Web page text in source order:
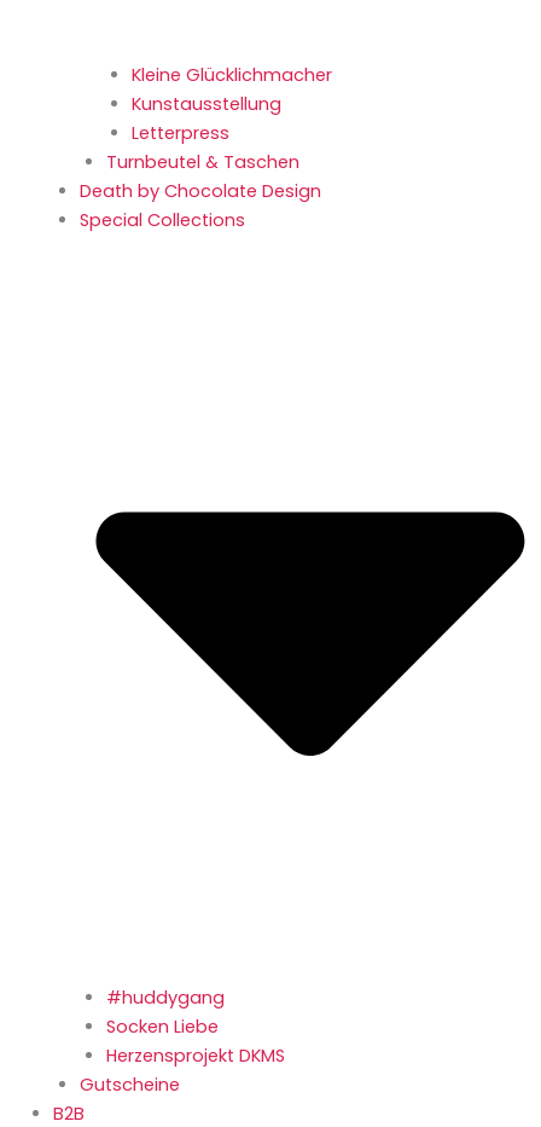
Kleine Glücklich­macher
Kunstaus­stellung
Letterpress
Turnbeutel & Taschen
Death by Chocolate Design
Special Collections
#huddygang
Socken Liebe
Herzensprojekt DKMS
Gutscheine
B2B